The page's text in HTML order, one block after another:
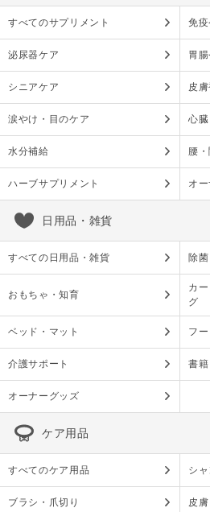
すべてのサプリメント 免疫
泌尿器ケア 胃
シニアケア 皮
涙やけ・目のケア 心
水分補給 腰
ハーブサプリメント オ
日用品・雑貨
すべての日用品・雑貨 除
おもちゃ・知育
カ
グ
ベッド・マット フ
介護サポート 書籍
オーナーグッズ
ケア用品
すべてのケア用品 シ
ブラシ・爪切り 皮